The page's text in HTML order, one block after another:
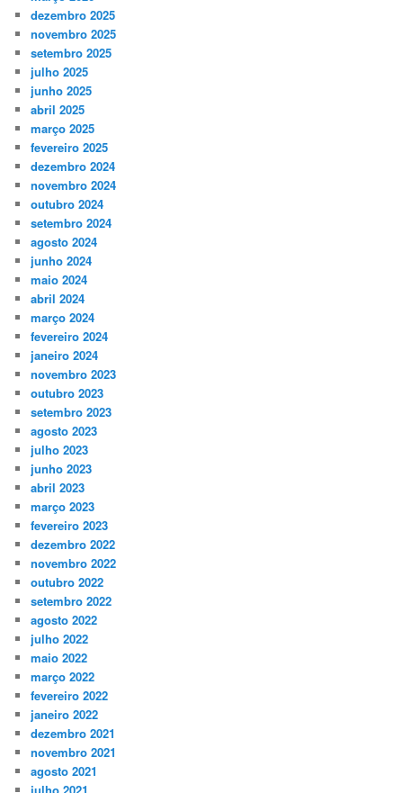
dezembro 2025
novembro 2025
setembro 2025
julho 2025
junho 2025
abril 2025
março 2025
fevereiro 2025
dezembro 2024
novembro 2024
outubro 2024
setembro 2024
agosto 2024
junho 2024
maio 2024
abril 2024
março 2024
fevereiro 2024
janeiro 2024
novembro 2023
outubro 2023
setembro 2023
agosto 2023
julho 2023
junho 2023
abril 2023
março 2023
fevereiro 2023
dezembro 2022
novembro 2022
outubro 2022
setembro 2022
agosto 2022
julho 2022
maio 2022
março 2022
fevereiro 2022
janeiro 2022
dezembro 2021
novembro 2021
agosto 2021